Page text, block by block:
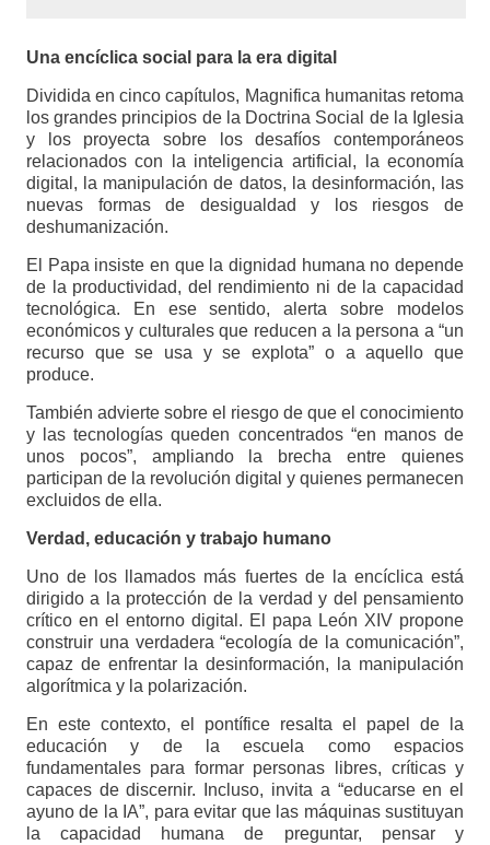
Una encíclica social para la era digital
Dividida en cinco capítulos, Magnifica humanitas retoma
los grandes principios de la Doctrina Social de la Iglesia
y los proyecta sobre los desafíos contemporáneos
relacionados con la inteligencia artificial, la economía
digital, la manipulación de datos, la desinformación, las
nuevas formas de desigualdad y los riesgos de
deshumanización.
El Papa insiste en que la dignidad humana no depende
de la productividad, del rendimiento ni de la capacidad
tecnológica. En ese sentido, alerta sobre modelos
económicos y culturales que reducen a la persona a “un
recurso que se usa y se explota” o a aquello que
produce.
También advierte sobre el riesgo de que el conocimiento
y las tecnologías queden concentrados “en manos de
unos pocos”, ampliando la brecha entre quienes
participan de la revolución digital y quienes permanecen
excluidos de ella.
Verdad, educación y trabajo humano
Uno de los llamados más fuertes de la encíclica está
dirigido a la protección de la verdad y del pensamiento
crítico en el entorno digital. El papa León XIV propone
construir una verdadera “ecología de la comunicación”,
capaz de enfrentar la desinformación, la manipulación
algorítmica y la polarización.
En este contexto, el pontífice resalta el papel de la
educación y de la escuela como espacios
fundamentales para formar personas libres, críticas y
capaces de discernir. Incluso, invita a “educarse en el
ayuno de la IA”, para evitar que las máquinas sustituyan
la capacidad humana de preguntar, pensar y